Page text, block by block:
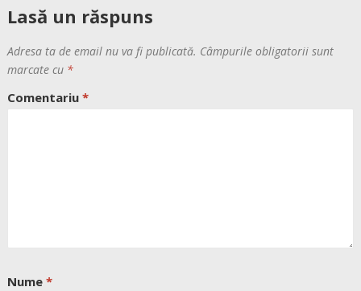
Lasă un răspuns
Adresa ta de email nu va fi publicată. Câmpurile obligatorii sunt
marcate cu *
Comentariu *
Nume *